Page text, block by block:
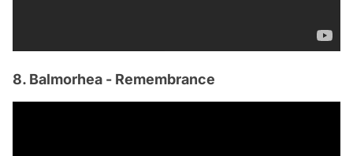
8. Balmorhea - Remembrance